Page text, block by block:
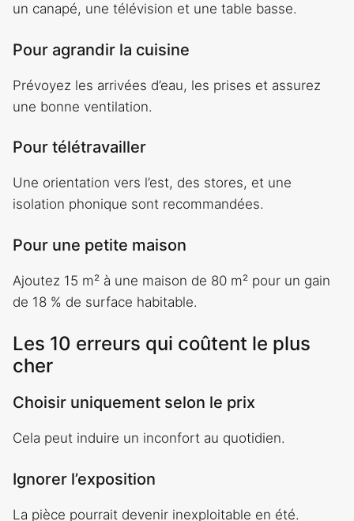
un canapé, une télévision et une table basse.
Pour agrandir la cuisine
Prévoyez les arrivées d’eau, les prises et assurez
une bonne ventilation.
Pour télétravailler
Une orientation vers l’est, des stores, et une
isolation phonique sont recommandées.
Pour une petite maison
Ajoutez 15 m² à une maison de 80 m² pour un gain
de 18 % de surface habitable.
Les 10 erreurs qui coûtent le plus
cher
Choisir uniquement selon le prix
Cela peut induire un inconfort au quotidien.
Ignorer l’exposition
La pièce pourrait devenir inexploitable en été.